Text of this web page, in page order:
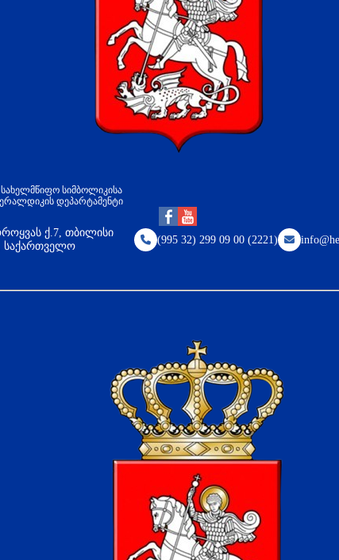
სახელმწიფო სიმბოლიკისა
დეპარტამენტი
ქ.7, თბილისი
საქართველო
(995 32) 299 09 00 (2221)